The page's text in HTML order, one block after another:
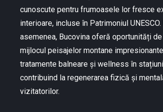
cunoscute pentru frumoasele lor fresce
interioare, incluse în Patrimoniul UNESCO.
asemenea, Bucovina oferă oportunități
mijlocul peisajelor montane
tratamente balneare și wellness în
contribuind la regenerarea fizică și
vizitatorilor.